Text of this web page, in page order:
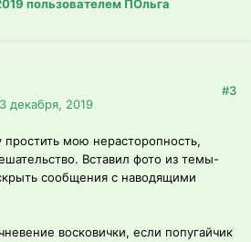
пользователем ПОльга
декабря, 2019
#3
простить мою нерасторопность,
Вставил фото из темы-
сообщения с наводящими
восковички, если попугайчик